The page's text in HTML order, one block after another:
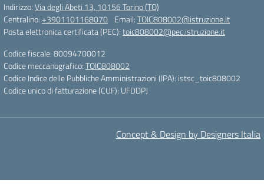
Indirizzo:Via degli Abeti 13, 10156 Torino (TO)
Centralino:+3901101168070 Email:TOIC808002@istruzione.it
Posta elettronica certificata (PEC):toic808002@pec.istruzione.it
Codice fiscale: 80094700012
Codice meccanografico:TOIC808002
Codice Indice delle Pubbliche Amministrazioni (IPA): istsc_toic808002
Codice unico di fatturazione (CUF): UFDDPJ
Concept & Design by Designers Italia